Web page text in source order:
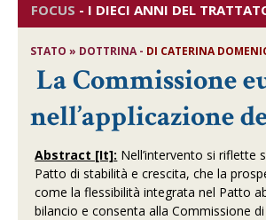
FOCUS - I DIECI ANNI DEL
STATO » DOTTRINA - DI CATERINA
La Commissione
nell’applicazione
Abstract [It]: Nell’intervento si riflette
Patto di stabilità e crescita, che la
come la flessibilità integrata nel Patto
bilancio e consenta alla Commissione